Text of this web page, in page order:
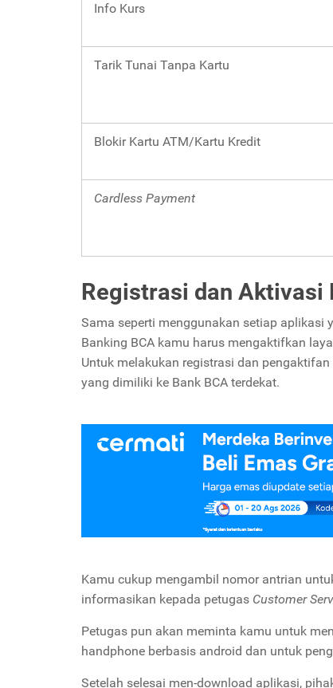
Info Kurs
Tarik Tunai Tanpa Kartu
Blokir Kartu ATM/Kartu Kredit
Cardless Payment
Registrasi dan Aktivasi
Sama seperti menggunakan setiap aplikasi
Banking BCA kamu harus mengaktifkan
Untuk melakukan registrasi dan
yang dimiliki ke Bank BCA terdekat.
Kamu cukup mengambil nomor antrian
informasikan kepada petugas Customer
Petugas pun akan meminta kamu untuk
handphone berbasis android dan untuk
Setelah selesai men-download aplikasi,